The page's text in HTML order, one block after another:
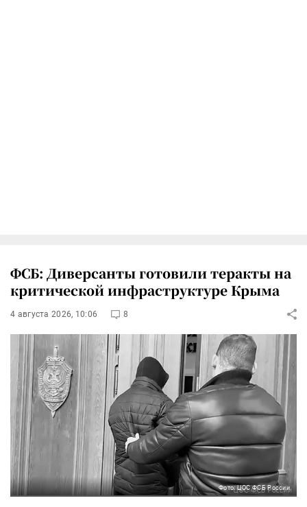
ФСБ: Диверсанты готовили теракты на
критической инфраструктуре Крыма
4 августа 2026, 10:06 8
Фото: ЦОС ФСБ России